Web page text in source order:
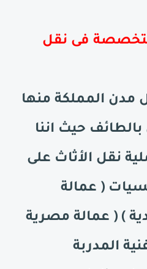
فى نقل
مدن المملكة منها
بالطائف حيث اننا
نقل الأثاث على
( عمالة
) ( عمالة مصرية
المدربة